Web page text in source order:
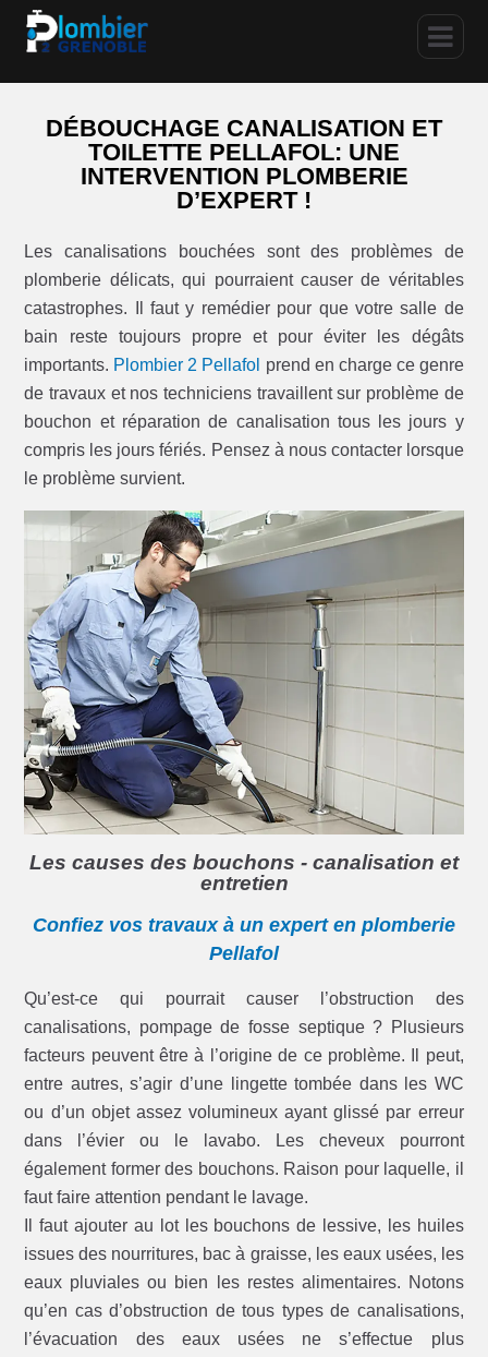
DÉBOUCHAGE CANALISATION ET
TOILETTE PELLAFOL: UNE
INTERVENTION PLOMBERIE
D’EXPERT !
Les canalisations bouchées sont des problèmes de
plomberie délicats, qui pourraient causer de véritables
catastrophes. Il faut y remédier pour que votre salle de
bain reste toujours propre et pour éviter les dégâts
importants. Plombier 2 Pellafol prend en charge ce genre
de travaux et nos techniciens travaillent sur problème de
bouchon et réparation de canalisation tous les jours y
compris les jours fériés. Pensez à nous contacter lorsque
le problème survient.
Les causes des bouchons - canalisation et
entretien
Confiez vos travaux à un expert en plomberie
Pellafol
Qu’est-ce qui pourrait causer l’obstruction des
canalisations, pompage de fosse septique ? Plusieurs
facteurs peuvent être à l’origine de ce problème. Il peut,
entre autres, s’agir d’une lingette tombée dans les WC
ou d’un objet assez volumineux ayant glissé par erreur
dans l’évier ou le lavabo. Les cheveux pourront
également former des bouchons. Raison pour laquelle, il
faut faire attention pendant le lavage.
Il faut ajouter au lot les bouchons de lessive, les huiles
issues des nourritures, bac à graisse, les eaux usées, les
eaux pluviales ou bien les restes alimentaires. Notons
qu’en cas d’obstruction de tous types de canalisations,
l’évacuation des eaux usées ne s’effectue plus